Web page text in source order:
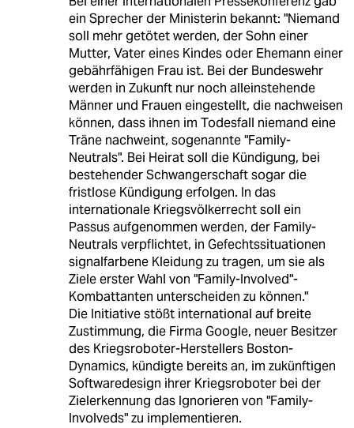
ein Sprecher der Ministerin bekannt: "Niemand
soll mehr getötet werden, der Sohn einer
Mutter, Vater eines Kindes oder Ehemann einer
gebährfähigen Frau ist. Bei der Bundeswehr
werden in Zukunft nur noch alleinstehende
Männer und Frauen eingestellt, die nachweisen
können, dass ihnen im Todesfall niemand eine
Träne nachweint, sogenannte "Family-
Neutrals". Bei Heirat soll die Kündigung, bei
bestehender Schwangerschaft sogar die
fristlose Kündigung erfolgen. In das
internationale Kriegsvölkerrecht soll ein
Passus aufgenommen werden, der Family-
Neutrals verpflichtet, in Gefechtssituationen
signalfarbene Kleidung zu tragen, um sie als
Ziele erster Wahl von "Family-Involved"-
Kombattanten unterscheiden zu können."
Die Initiative stößt international auf breite
Zustimmung, die Firma Google, neuer Besitzer
des Kriegsroboter-Herstellers Boston-
Dynamics, kündigte bereits an, im zukünftigen
Softwaredesign ihrer Kriegsroboter bei der
Zielerkennung das Ignorieren von "Family-
Involveds" zu implementieren.